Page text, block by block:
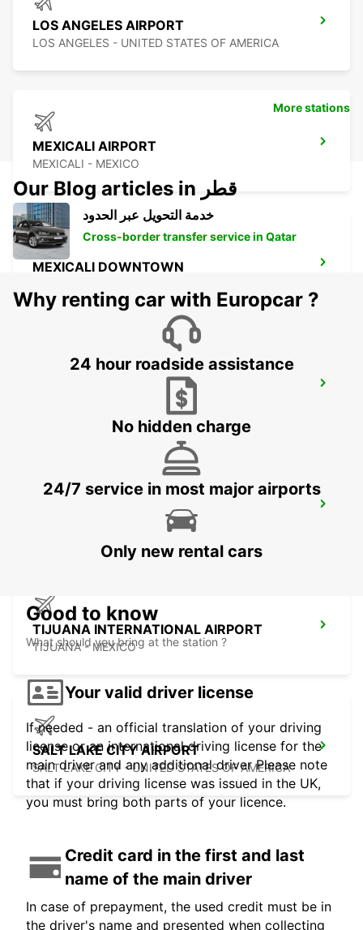
LOS ANGELES AIRPORT
LOS ANGELES - UNITED STATES OF AMERICA
MEXICALI AIRPORT
MEXICALI - MEXICO
MEXICALI DOWNTOWN
PHOENIX - UNITED STATES OF AMERICA
SAN DIEGO - UNITED STATES OF AMERICA
TIJUANA INTERNATIONAL AIRPORT
TIJUANA - MEXICO
SALT LAKE CITY AIRPORT
SALT LAKE CITY - UNITED STATES OF AMERICA
More stations
Our Blog articles in قطر
خدمة التحويل عبر الحدود
Cross-border transfer service in Qatar
Why renting car with Europcar ?
24 hour roadside assistance
No hidden charge
24/7 service in most major airports
Only new rental cars
Good to know
What should you bring at the station ?
Your valid driver license
If needed - an official translation of your driving
license or an international driving license for the
main driver and any additional driver Please note
that if your driving license was issued in the UK,
you must bring both parts of your licence.
Credit card in the first and last
name of the main driver
In case of prepayment, the used credit must be in
the driver's name and presented when collecting